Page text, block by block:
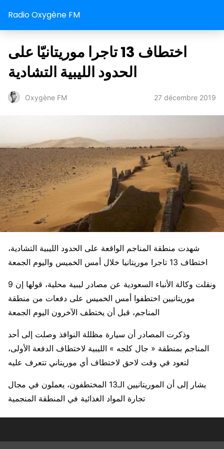
Radio Oxygène FM
اختطاف 13 تاجرا موريتانيّا على
الحدود الليبية التشادية
Oxygène FM 27 décembre 2019
شهدت منطقة المناجم الواقعة على الحدود الليبية التشادية،
اختطاف 13 تاجرا موريتانيا خلال أمس الخميس واليوم الجمعة
ونقلت وكالة الأنباء السعودية عن مصادر ليبية محلية، قولها إن 9
موريتانيين اختطفوا أمس الخميس على دفعات من منطقة
المناجم، قبل أن يختطف الآخرون اليوم الجمعة
وذكرت المصادر أن سيارة مظللة النوافذ وصلت إلى أحد
المناجم بمنطقة « جال كلجه » الليبية لاختطاف الدفعة الأولى،
لتعود في وقت لاحق لاختطاف أي موريتاني تتعرف عليه
يشار إلى أن الموريتانيين الـ13 المختطفون، يعملون في مجال
تجارة المواد الغذائية في المنطقة المنجمية